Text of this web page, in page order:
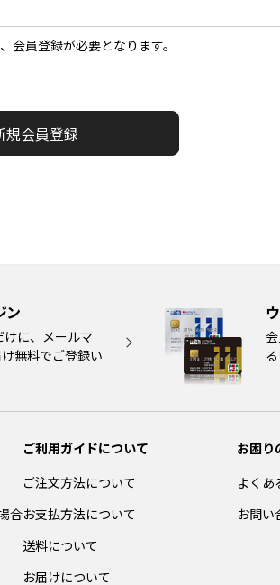
員登録が必要となります。
ン
けに、メールマ
無料でご登録い
合
ご利用ガイドについて
ご注文方法について
お支払方法について
送料について
お届けについて
お困り
よくあ
お問い